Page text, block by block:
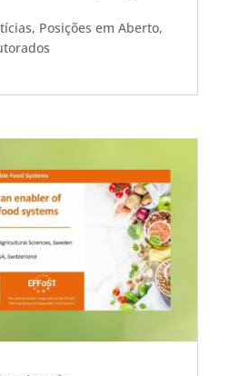
, Posições em Aberto,